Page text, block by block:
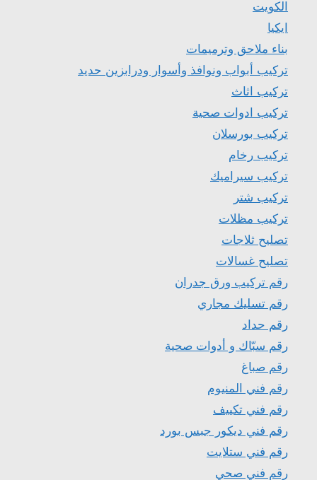
الكويت
ايكيا
بناء ملاحق وترميمات
تركيب أبواب ونوافذ وأسوار ودرابزين حديد
تركيب اثاث
تركيب ادوات صحية
تركيب بورسلان
تركيب رخام
تركيب سيراميك
تركيب شتر
تركيب مظلات
تصليح ثلاجات
تصليح غسالات
رقم تركيب ورق جدران
رقم تسليك مجاري
رقم حداد
رقم سبّاك و أدوات صحية
رقم صباغ
رقم فني المنيوم
رقم فني تكييف
رقم فني ديكور جبس بورد
رقم فني ستلايت
رقم فني صحي